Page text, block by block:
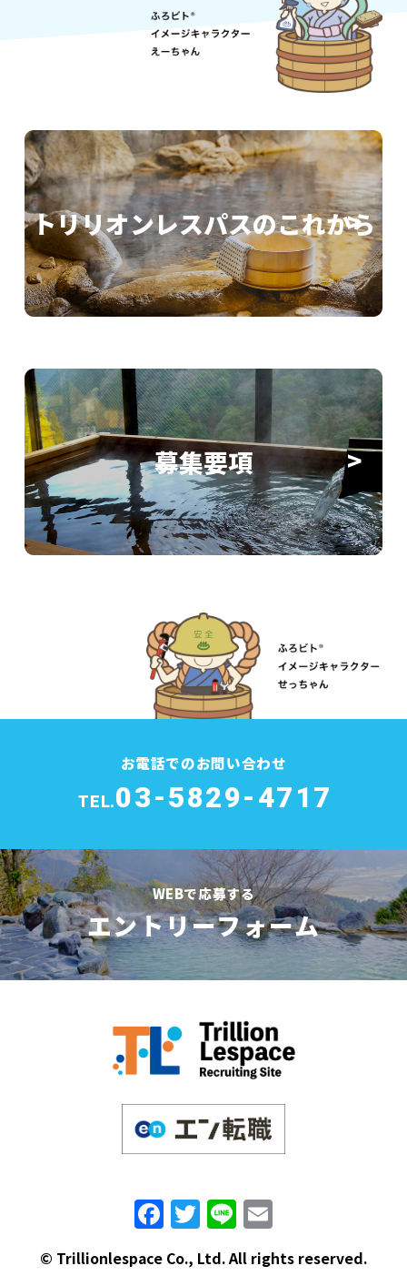
トリリオンレスパスのこれから
募集要項
お電話でのお問い合わせ
TEL.03-5829-4717
WEBで応募する
エントリーフォーム
F
a
T
w
Li
n m
©︎ Trillionlespace Co., Ltd. All rights reserved.